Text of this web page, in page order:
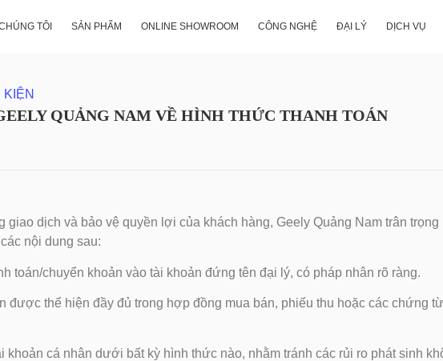
TÔI SẢN PHẨM ONLINE SHOWROOM CÔNG NGHỆ ĐẠI LÝ DỊCH VỤ
LƯU Ý QUAN TRỌNG TỪ GEELY QUẢNG NAM VỀ HÌNH
QUẢNG NAM VỀ HÌNH THỨC THANH TOÁN
giao dịch và bảo vệ quyền lợi của khách hàng, Geely Quảng Nam trân trọng
nội dung sau:
toán/chuyển khoản vào tài khoản đứng tên đại lý, có pháp nhân rõ ràng.
được thể hiện đầy đủ trong hợp đồng mua bán, phiếu thu hoặc các chứng
khoản cá nhân dưới bất kỳ hình thức nào, nhằm tránh các rủi ro phát sinh